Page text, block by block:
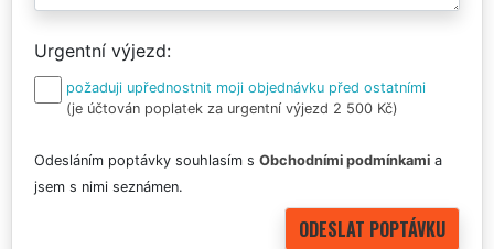
Urgentní výjezd
požaduji upřednostnit moji objednávku před ostatními
(je účtován poplatek za urgentní výjezd 2 500 Kč)
Odesláním poptávky souhlasím s Obchodními podmínkami a
jsem s nimi seznámen.